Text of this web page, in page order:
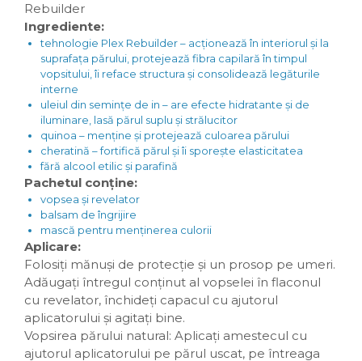
Rebuilder
Ingrediente:
tehnologie Plex Rebuilder – acționează în interiorul și la
suprafața părului, protejează fibra capilară în timpul
vopsitului, îi reface structura și consolidează legăturile
interne
uleiul din semințe de in – are efecte hidratante și de
iluminare, lasă părul suplu și strălucitor
quinoa – menține și protejează culoarea părului
cheratină – fortifică părul și îi sporește elasticitatea
fără alcool etilic și parafină
Pachetul conține:
vopsea și revelator
balsam de îngrijire
mască pentru menținerea culorii
Aplicare:
Folosiți mănuși de protecție și un prosop pe umeri.
Adăugați întregul conținut al vopselei în flaconul
cu revelator, închideți capacul cu ajutorul
aplicatorului și agitați bine.
Vopsirea părului natural: Aplicați amestecul cu
ajutorul aplicatorului pe părul uscat, pe întreaga